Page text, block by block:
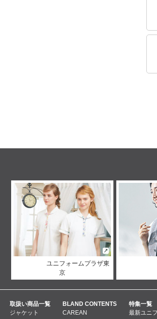
ユニフォームプラザ東
京
オフィ
取扱い商品一覧
ジャケット
BLAND CONTENTS
CAREAN
特集一覧
最新ユニ